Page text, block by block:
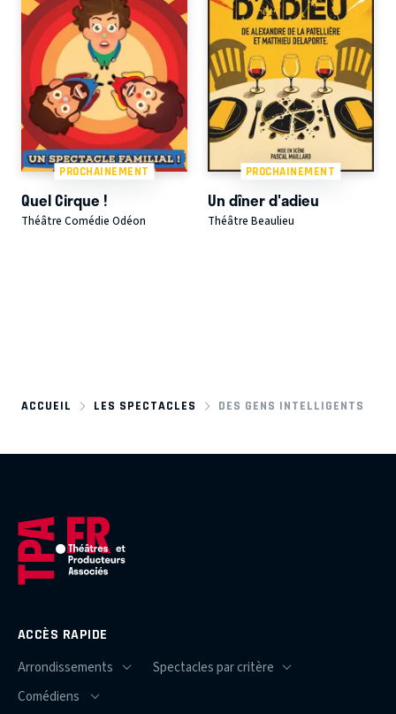
PROCHAINEMENT
Quel Cirque !
Théâtre Comédie Odéon
PROCHAINEMENT
Un dîner d'adieu
Théâtre Beaulieu
ACCUEIL LES SPECTACLES DES GENS INTELLIGENTS
ACCÈS RAPIDE